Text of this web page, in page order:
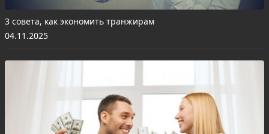
3 совета, как экономить транжирам
04.11.2025